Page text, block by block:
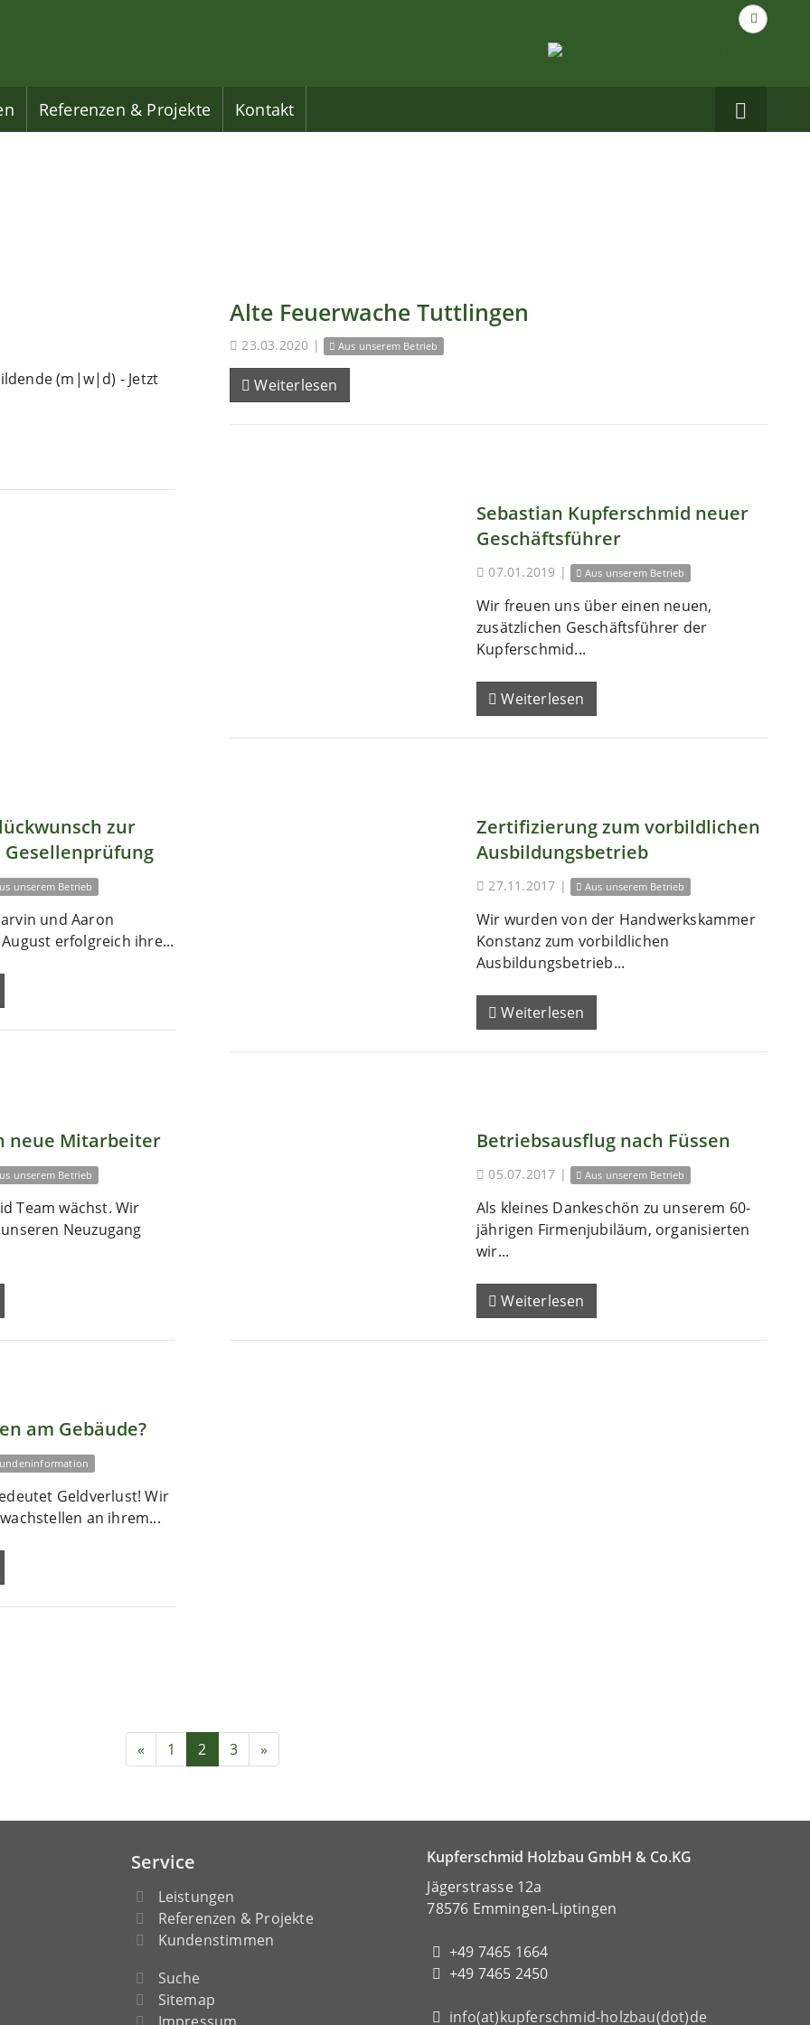
Suche
nach...
Referenzen & Projekte Kontakt
auf
(m|w|d) - Jetzt
Alte Feuerwache Tuttlingen
23.03.2020 | Aus unserem Betrieb
Weiterlesen
Sebastian Kupferschmid neuer
Geschäftsführer
07.01.2019 | Aus unserem Betrieb
Wir freuen uns über einen neuen,
zusätzlichen Geschäftsführer der
Kupferschmid...
Weiterlesen
zur
unserem Betrieb
und Aaron
erfolgreich ihre...
Zertifizierung zum vorbildlichen
Ausbildungsbetrieb
27.11.2017 | Aus unserem Betrieb
Wir wurden von der Handwerkskammer
Konstanz zum vorbildlichen
Ausbildungsbetrieb...
Weiterlesen
neue Mitarbeiter
unserem Betrieb
Team wächst. Wir
Neuzugang
Betriebsausflug nach Füssen
05.07.2017 | Aus unserem Betrieb
Als kleines Dankeschön zu unserem 60-
jährigen Firmenjubiläum, organisierten
wir...
Weiterlesen
am Gebäude?
Geldverlust! Wir
an ihrem...
« 1 2 3 »
Service
Leistungen
Referenzen & Projekte
Kundenstimmen
Suche
Sitemap
Kupferschmid Holzbau GmbH & Co.KG
Jägerstrasse 12a
78576 Emmingen-Liptingen
+49 7465 1664
+49 7465 2450
info(at)kupferschmid-holzbau(dot)de